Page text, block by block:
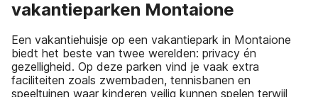
vakantieparken Montaione
Een vakantiehuisje op een vakantiepark in Montaione
biedt het beste van twee werelden: privacy én
gezelligheid. Op deze parken vind je vaak extra
faciliteiten zoals zwembaden, tennisbanen en
speeltuinen waar kinderen veilig kunnen spelen terwijl